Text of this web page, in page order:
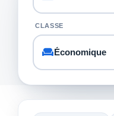
CLASSE